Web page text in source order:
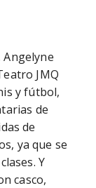
JMQ
y fútbol,
de
de
ya que se
Y
casco,